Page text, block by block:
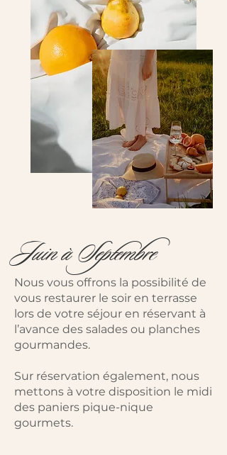
Juin à Septembre
Nous vous offrons la possibilité de
vous restaurer le soir en terrasse
lors de votre séjour en réservant à
l’avance des salades ou planches
gourmandes.
Sur réservation également, nous
mettons à votre disposition le midi
des paniers pique-nique
gourmets.